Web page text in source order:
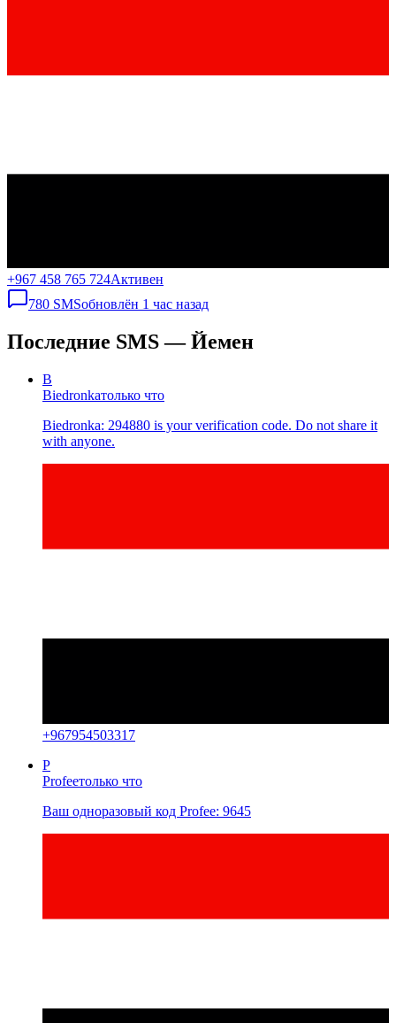
+967 458 765 724Активен
780 SMSобновлён 1 час назад
Последние SMS — Йемен
B
Biedronkaтолько что
Biedronka: 294880 is your verification code. Do not share it
with anyone.
+967954503317
P
Profeeтолько что
Ваш одноразовый код Profee: 9645